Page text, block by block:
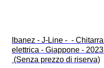
Ibanez - J-Line -  - Chitarra
elettrica - Giappone - 2023
(Senza prezzo di riserva)